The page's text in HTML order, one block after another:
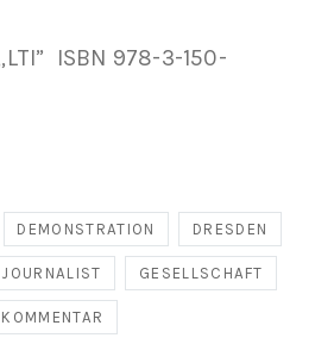
ISBN 978-3-150-
DEMONSTRATION DRESDEN
GESELLSCHAFT
KOMMENTAR